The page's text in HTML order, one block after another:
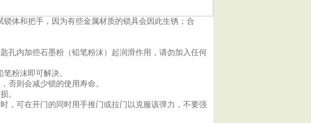
体和把手，因为有些金属材质的锁具会因此生锈；合
孔内加些石墨粉（铅笔粉沫）起润滑作用，请勿加入任何
粉沫即可解决。
否则会减少锁的使用寿命。
。
，可在开门的同时用手推门或拉门以克服该弹力，不要强